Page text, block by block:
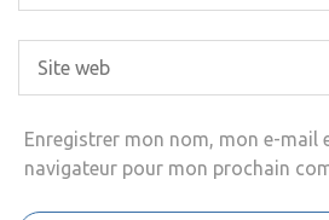
Enregistrer mon nom, mon e-mail
navigateur pour mon prochain